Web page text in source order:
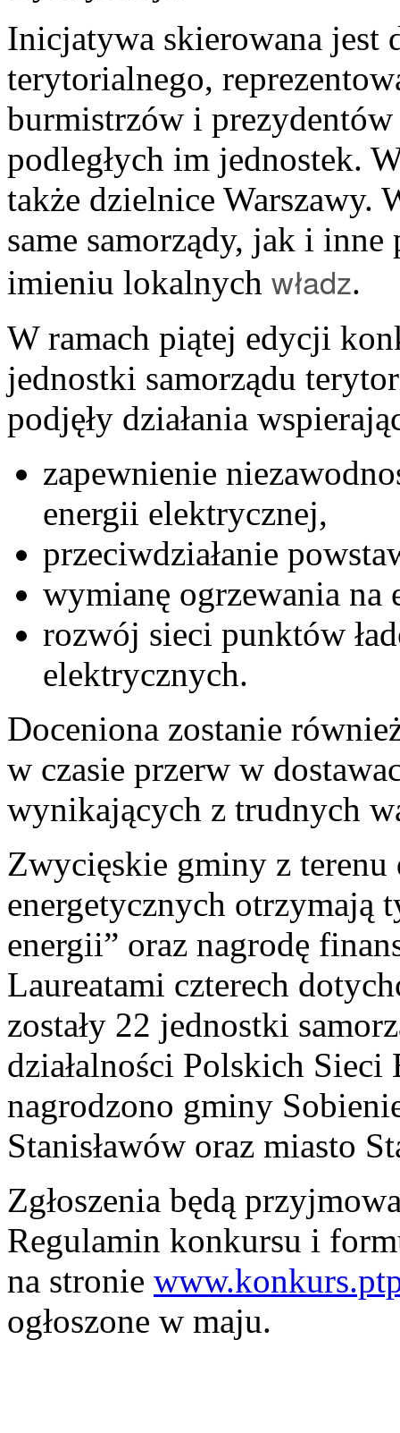
Inicjatywa skierowana jest
terytorialnego,
burmistrzów i
podległych im jednostek.
także dzielnice Warszawy.
same samorządy, jak i
imieniu lokalnych władz.
W ramach piątej edycji
jednostki samorządu
podjęły działania
zapewnienie
energii elektrycznej,
przeciwdziałanie
wymianę ogrzewania na
rozwój sieci punktów
elektrycznych.
Doceniona zostanie
w czasie przerw w
wynikających z trudnych
Zwycięskie gminy z terenu
energetycznych otrzymają
energii” oraz nagrodę
Laureatami czterech
zostały 22 jednostki
działalności Polskich
nagrodzono gminy
Stanisławów oraz miasto
Zgłoszenia będą
Regulamin konkursu i
na stronie
ogłoszone w maju.